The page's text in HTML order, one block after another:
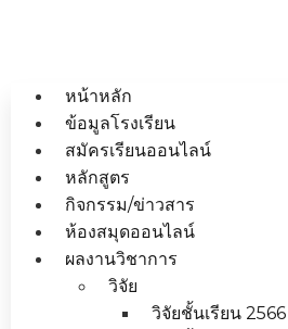
หน้าหลัก
ข้อมูลโรงเรียน
สมัครเรียนออนไลน์
หลักสูตร
กิจกรรม/ข่าวสาร
ห้องสมุดออนไลน์
ผลงานวิชาการ
วิจัย
วิจัยชั้นเรียน 2566